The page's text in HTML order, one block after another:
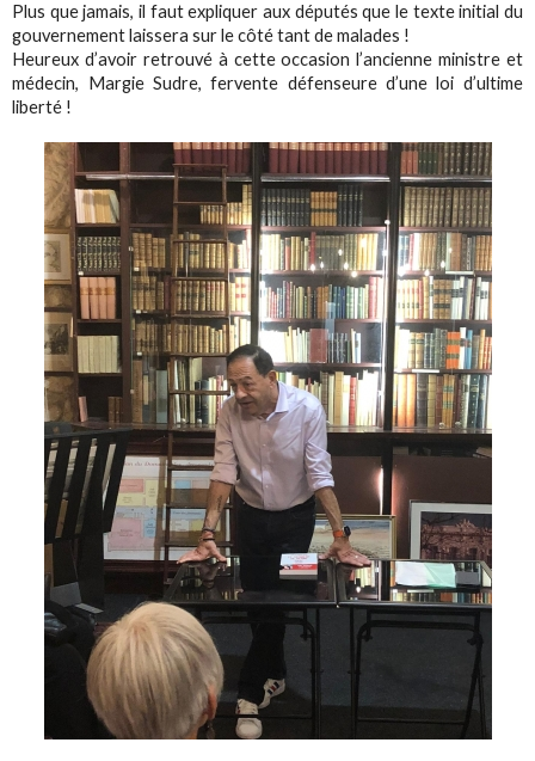
Plus que jamais, il faut expliquer aux députés que le texte initial du
gouvernement laissera sur le côté tant de malades !
Heureux d’avoir retrouvé à cette occasion l’ancienne ministre et
médecin, Margie Sudre, fervente défenseure d’une loi d’ultime
liberté !